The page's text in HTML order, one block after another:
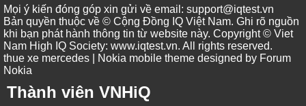
Mọi ý kiến đóng góp xin gửi về email: support@iqtest.vn
Bản quyền thuộc về © Cộng Đồng IQ Việt Nam. Ghi rõ nguồn
khi bạn phát hành thông tin từ website này. Copyright © Viet
Nam High IQ Society: www.iqtest.vn. All rights reserved.
thue xe mercedes | Nokia mobile theme designed by Forum
Nokia
Thành viên VNHiQ